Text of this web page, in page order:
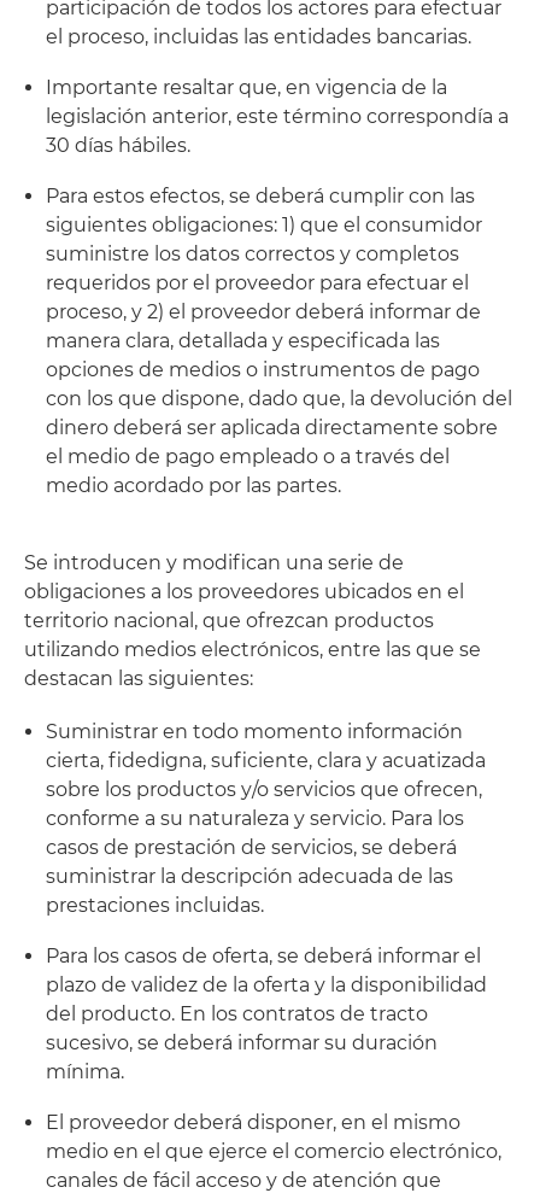
participación de todos los actores para efectuar
el proceso, incluidas las entidades bancarias.
Importante resaltar que, en vigencia de la
legislación anterior, este término correspondía a
30 días hábiles.
Para estos efectos, se deberá cumplir con las
siguientes obligaciones: 1) que el consumidor
suministre los datos correctos y completos
requeridos por el proveedor para efectuar el
proceso, y 2) el proveedor deberá informar de
manera clara, detallada y especificada las
opciones de medios o instrumentos de pago
con los que dispone, dado que, la devolución del
dinero deberá ser aplicada directamente sobre
el medio de pago empleado o a través del
medio acordado por las partes.
Se introducen y modifican una serie de
obligaciones a los proveedores ubicados en el
territorio nacional, que ofrezcan productos
utilizando medios electrónicos, entre las que se
destacan las siguientes:
Suministrar en todo momento información
cierta, fidedigna, suficiente, clara y acuatizada
sobre los productos y/o servicios que ofrecen,
conforme a su naturaleza y servicio. Para los
casos de prestación de servicios, se deberá
suministrar la descripción adecuada de las
prestaciones incluidas.
Para los casos de oferta, se deberá informar el
plazo de validez de la oferta y la disponibilidad
del producto. En los contratos de tracto
sucesivo, se deberá informar su duración
mínima.
El proveedor deberá disponer, en el mismo
medio en el que ejerce el comercio electrónico,
canales de fácil acceso y de atención que